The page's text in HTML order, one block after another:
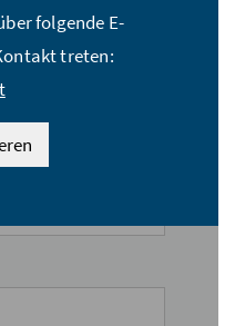
folgende E-
treten: